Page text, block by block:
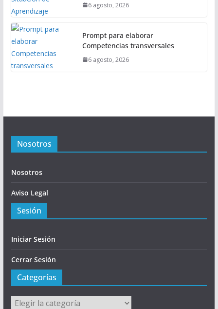
6 agosto, 2026
Prompt para elaborar
Competencias transversales
6 agosto, 2026
Nosotros
Nosotros
Aviso Legal
Sesión
Iniciar Sesión
Cerrar Sesión
Categorías
Categorías